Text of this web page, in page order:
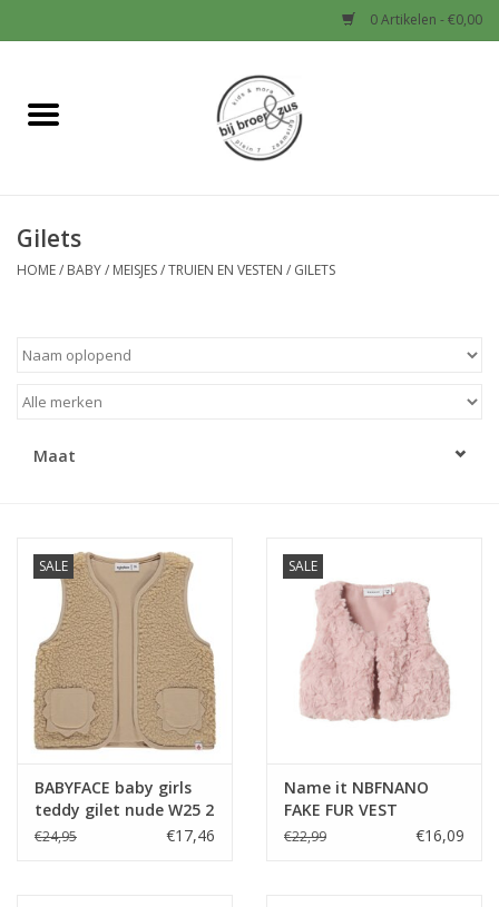
0 Artikelen - €0,00
Home
Baby
Meisjes
Cadeaubonnen
Merken
Cadeaubon
Gilets
HOME/ BABY/ MEISJES/TRUIEN EN VESTEN / GILETS
Maat
SALE
BABYFACE baby girls
teddy gilet nude W25 2
€24,95 €17,46
SALE
Name it NBFNANO
FAKE FUR VEST
Burnished Lilac
€22,99 €16,09